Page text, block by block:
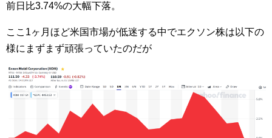
前日比3.74%の大幅下落。
ここ1ヶ月ほど米国市場が低迷する中でエクソン株は以下の
様にまずまず頑張っていたのだが